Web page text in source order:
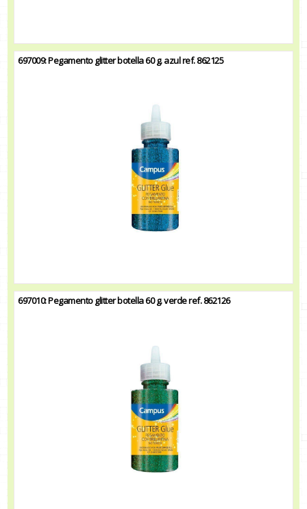
697009: Pegamento glitter botella 60 g. azul ref. 862125
697010: Pegamento glitter botella 60 g. verde ref. 862126